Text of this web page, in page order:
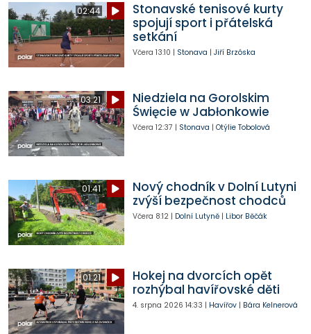
02:44
Stonavské tenisové kurty
spojují sport i přátelská
setkání
Včera 13:10 | Stonava | Jiří Brzóska
03:21
Niedziela na Gorolskim
Święcie w Jabłonkowie
Včera 12:37 | Stonava | Otýlie Tobolová
01:41
Nový chodník v Dolní Lutyni
zvýší bezpečnost chodců
Včera 8:12| Dolní Lutyně| Libor Běčák
01:21
Hokej na dvorcích opět
rozhýbal havířovské děti
4. srpna 2026 14:33 | Havířov| Bára Kelnerová